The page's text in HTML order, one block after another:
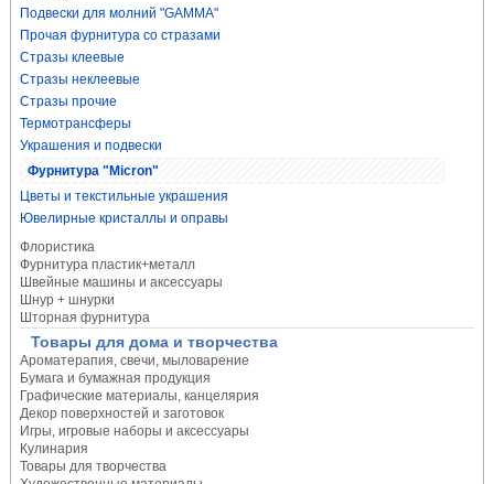
Подвески для молний "GAMMA"
Прочая фурнитура со стразами
Стразы клеевые
Стразы неклеевые
Стразы прочие
Термотрансферы
Украшения и подвески
Фурнитура "Micron"
Цветы и текстильные украшения
Ювелирные кристаллы и оправы
Флористика
Фурнитура пластик+металл
Швейные машины и аксессуары
Шнур + шнурки
Шторная фурнитура
Товары для дома и творчества
Ароматерапия, свечи, мыловарение
Бумага и бумажная продукция
Графические материалы, канцелярия
Декор поверхностей и заготовок
Игры, игровые наборы и аксессуары
Кулинария
Товары для творчества